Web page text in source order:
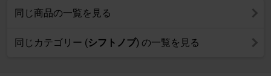
同じ商品の一覧を見る
同じカテゴリー (シフトノブ) の一覧を見る